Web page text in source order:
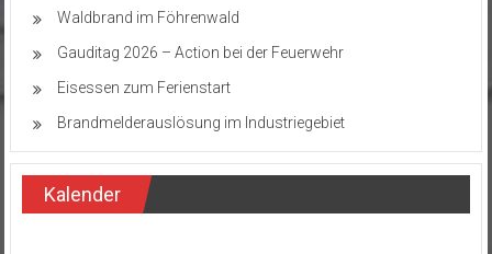
Waldbrand im Föhrenwald
Gauditag 2026 – Action bei der Feuerwehr
Eisessen zum Ferienstart
Brandmelderauslösung im Industriegebiet
Kalender